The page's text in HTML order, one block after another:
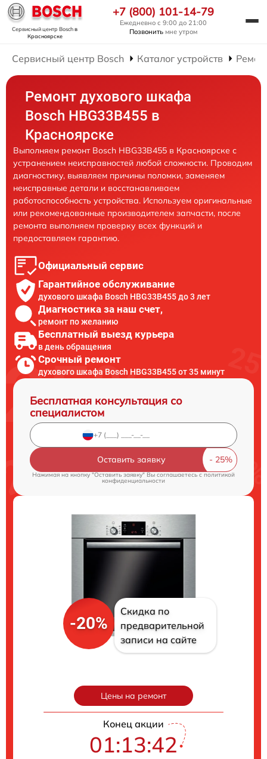
Сервисный центр Boschв
Красноярске
+7 (800) 101-14-79
Ежедневно с 9:00 до 21:00
Позвонить мне утром
Сервисный центр Bosch Каталог устройств
Ремонт духового шкафа
Bosch HBG33B455 в
Красноярске
Выполняем ремонт Bosch HBG33B455 в Красноярске с
устранением неисправностей любой сложности. Проводим
диагностику, выявляем причины поломки, заменяем
неисправные детали и восстанавливаем
работоспособность устройства. Используем оригинальные
или рекомендованные производителем запчасти, после
ремонта выполняем проверку всех функций и
предоставляем гарантию.
Официальный сервис
Гарантийное обслуживание
духового шкафа Bosch HBG33B455 до 3 лет
Диагностика за наш счет,
ремонт по желанию
Бесплатный выезд курьера
в день обращения
Срочный ремонт
духового шкафа Bosch HBG33B455 от 35 минут
Бесплатная консультация со
специалистом
Оставить заявку
Нажимая на кнопку "Оставить заявку" Вы соглашаетесь cполитикой
конфиденциальности
-20%
Скидка по
предварительной
записи на сайте
Цены на ремонт
Конец акции
01:13:41